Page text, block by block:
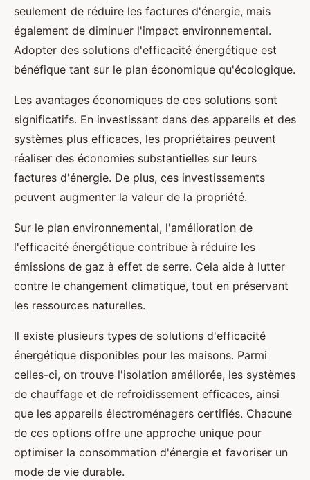
seulement de réduire les factures d'énergie, mais
également de diminuer l'impact environnemental.
Adopter des solutions d'efficacité énergétique est
bénéfique tant sur le plan économique qu'écologique.
Les avantages économiques de ces solutions sont
significatifs. En investissant dans des appareils et des
systèmes plus efficaces, les propriétaires peuvent
réaliser des économies substantielles sur leurs
factures d'énergie. De plus, ces investissements
peuvent augmenter la valeur de la propriété.
Sur le plan environnemental, l'amélioration de
l'efficacité énergétique contribue à réduire les
émissions de gaz à effet de serre. Cela aide à lutter
contre le changement climatique, tout en préservant
les ressources naturelles.
Il existe plusieurs types de solutions d'efficacité
énergétique disponibles pour les maisons. Parmi
celles-ci, on trouve l'isolation améliorée, les systèmes
de chauffage et de refroidissement efficaces, ainsi
que les appareils électroménagers certifiés. Chacune
de ces options offre une approche unique pour
optimiser la consommation d'énergie et favoriser un
mode de vie durable.